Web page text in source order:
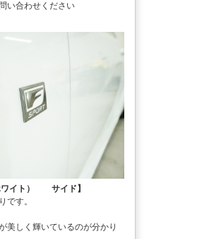
い合わせください
ワイト） サイド】
です。
美しく輝いているのが分かり